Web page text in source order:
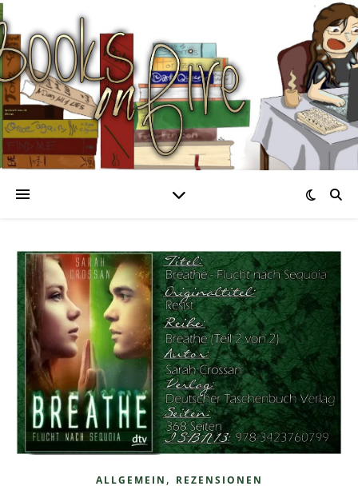
ALLGEMEIN , REZENSIONEN